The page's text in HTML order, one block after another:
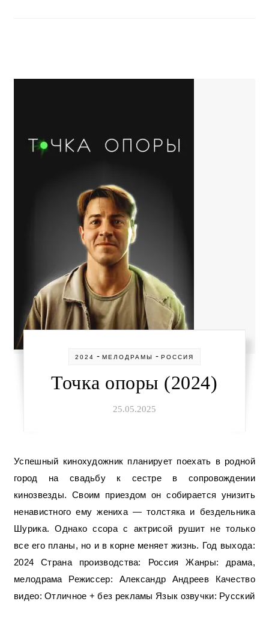
2024 - МЕЛОДРАМЫ - РОССИЯ
Точка опоры (2024)
25.05.2025
Успешный кинохудожник планирует поехать в родной
город на свадьбу к сестре в сопровождении
кинозвезды. Своим приездом он собирается унизить
ненавистного ему жениха — толстяка и бездельника
Шурика. Однако ссора с актрисой рушит не только
все его планы, но и в корне меняет жизнь. Год выхода:
2024 Страна производства: Россия Жанры: драма,
мелодрама Режиссер: Александр Андреев Качество
видео: Отличное + без рекламы Язык озвучки: Русский